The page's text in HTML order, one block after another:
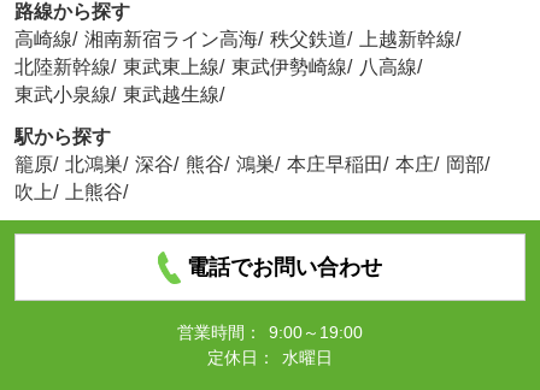
路線から探す
高崎線/ 湘南新宿ライン高海/ 秩父鉄道/ 上越新幹線/
北陸新幹線/ 東武東上線/ 東武伊勢崎線/ 八高線/
東武小泉線/ 東武越生線/
駅から探す
籠原/ 北鴻巣/ 深谷/ 熊谷/ 鴻巣/ 本庄早稲田/ 本庄/ 岡部/
吹上/ 上熊谷/
電話でお問い合わせ
営業時間：
9:00～19:00
定休日：
水曜日